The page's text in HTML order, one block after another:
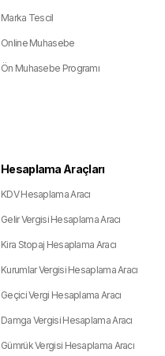
Marka Tescil
Online Muhasebe
Ön Muhasebe Programı
Hesaplama Araçları
KDV Hesaplama Aracı
Gelir Vergisi Hesaplama Aracı
Kira Stopaj Hesaplama Aracı
Kurumlar Vergisi Hesaplama Aracı
Geçici Vergi Hesaplama Aracı
Damga Vergisi Hesaplama Aracı
Gümrük Vergisi Hesaplama Aracı